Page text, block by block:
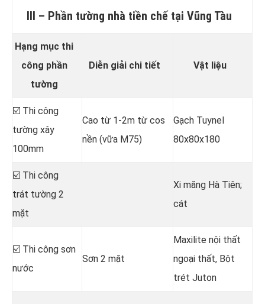
III – Phần tường nhà tiền chế tại Vũng Tàu
Hạng mục thi
công phần
tường
Diễn giải chi tiết Vật liệu
☑️ Thi công
tường xây
100mm
Cao từ 1-2m từ cos
nền (vữa M75)
Gạch Tuynel
80x80x180
☑️ Thi công
trát tường 2
mặt
Xi măng Hà Tiên;
cát
☑️ Thi công sơn
nước
Sơn 2 mặt
Maxilite nội thất
ngoại thất, Bột
trét Juton